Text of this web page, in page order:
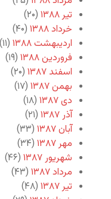
تیر ۱۳۸۸
(۲۰)
خرداد ۱۳۸۸
(۴۰)
اردیبهشت ۱۳۸۸
(۱۱)
فروردین ۱۳۸۸
(۱۹)
اسفند ۱۳۸۷
(۲۰)
بهمن ۱۳۸۷
(۱۷)
دی ۱۳۸۷
(۱۸)
آذر ۱۳۸۷
(۲۱)
آبان ۱۳۸۷
(۳۳)
مهر ۱۳۸۷
(۳۴)
شهریور ۱۳۸۷
(۴۶)
مرداد ۱۳۸۷
(۴۳)
تیر ۱۳۸۷
(۴۸)